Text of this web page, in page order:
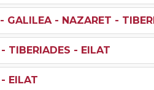
- GALILEA - NAZARET -
- TIBERIADES - EILAT
- EILAT